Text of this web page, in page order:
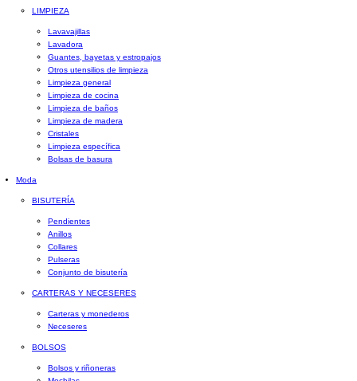
LIMPIEZA
Lavavajillas
Lavadora
Guantes, bayetas y estropajos
Otros utensilios de limpieza
Limpieza general
Limpieza de cocina
Limpieza de baños
Limpieza de madera
Cristales
Limpieza específica
Bolsas de basura
Moda
BISUTERÍA
Pendientes
Anillos
Collares
Pulseras
Conjunto de bisutería
CARTERAS Y NECESERES
Carteras y monederos
Neceseres
BOLSOS
Bolsos y riñoneras